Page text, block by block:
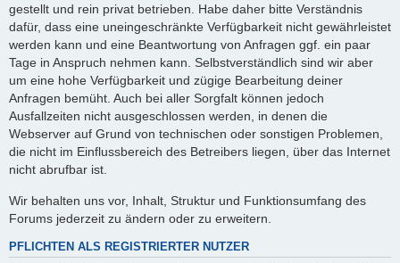
gestellt und rein privat betrieben. Habe daher bitte Verständnis
dafür, dass eine uneingeschränkte Verfügbarkeit nicht gewährleistet
werden kann und eine Beantwortung von Anfragen ggf. ein paar
Tage in Anspruch nehmen kann. Selbstverständlich sind wir aber
um eine hohe Verfügbarkeit und zügige Bearbeitung deiner
Anfragen bemüht. Auch bei aller Sorgfalt können jedoch
Ausfallzeiten nicht ausgeschlossen werden, in denen die
Webserver auf Grund von technischen oder sonstigen Problemen,
die nicht im Einflussbereich des Betreibers liegen, über das Internet
nicht abrufbar ist.
Wir behalten uns vor, Inhalt, Struktur und Funktionsumfang des
Forums jederzeit zu ändern oder zu erweitern.
PFLICHTEN ALS REGISTRIERTER NUTZER